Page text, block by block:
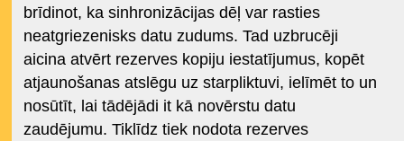
brīdinot, ka sinhronizācijas dēļ var rasties
neatgriezenisks datu zudums. Tad uzbrucēji
aicina atvērt rezerves kopiju iestatījumus, kopēt
atjaunošanas atslēgu uz starpliktuvi, ielīmēt to un
nosūtīt, lai tādējādi it kā novērstu datu
zaudējumu. Tiklīdz tiek nodota rezerves